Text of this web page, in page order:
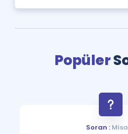
Popüler
Soran :